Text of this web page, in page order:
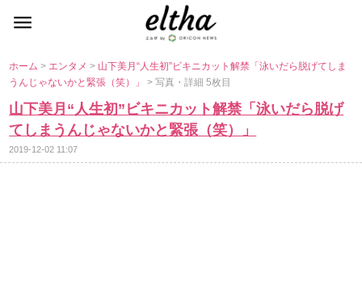
ホーム> エンタメ> 山下美月“人生初”ビキニカット解禁「泳いだら脱げてしま
うんじゃないかと緊張（笑）」> 写真・詳細 5枚目
山下美月“人生初”ビキニカット解禁「泳いだら脱げ
てしまうんじゃないかと緊張（笑）」
2019-12-02 11:07